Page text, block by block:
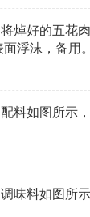
将焯好的五花
浮沫，备用。
配料如图所示，
调味料如图所